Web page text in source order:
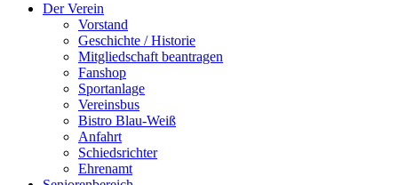
Der Verein
Vorstand
Geschichte / Historie
Mitgliedschaft beantragen
Fanshop
Sportanlage
Vereinsbus
Bistro Blau-Weiß
Anfahrt
Schiedsrichter
Ehrenamt